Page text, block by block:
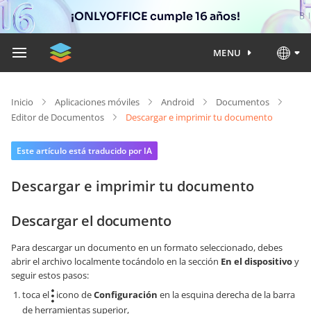
¡ONLYOFFICE cumple 16 años!
MENU
Inicio Aplicaciones móviles Android
Documentos
Editor de Documentos
Descargar e imprimir tu documento
Este artículo está traducido por IA
Descargar e imprimir tu documento
Descargar el documento
Para descargar un documento en un formato seleccionado, debes
abrir el archivo localmente tocándolo en la sección En el dispositivoy
seguir estos pasos:
toca el
icono deConfiguración en la esquina derecha de la barra
de herramientas superior,